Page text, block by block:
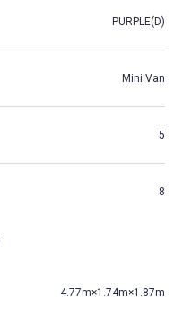
PURPLE(D)
Mini Van
5
8
4.77m×1.74m×1.87m